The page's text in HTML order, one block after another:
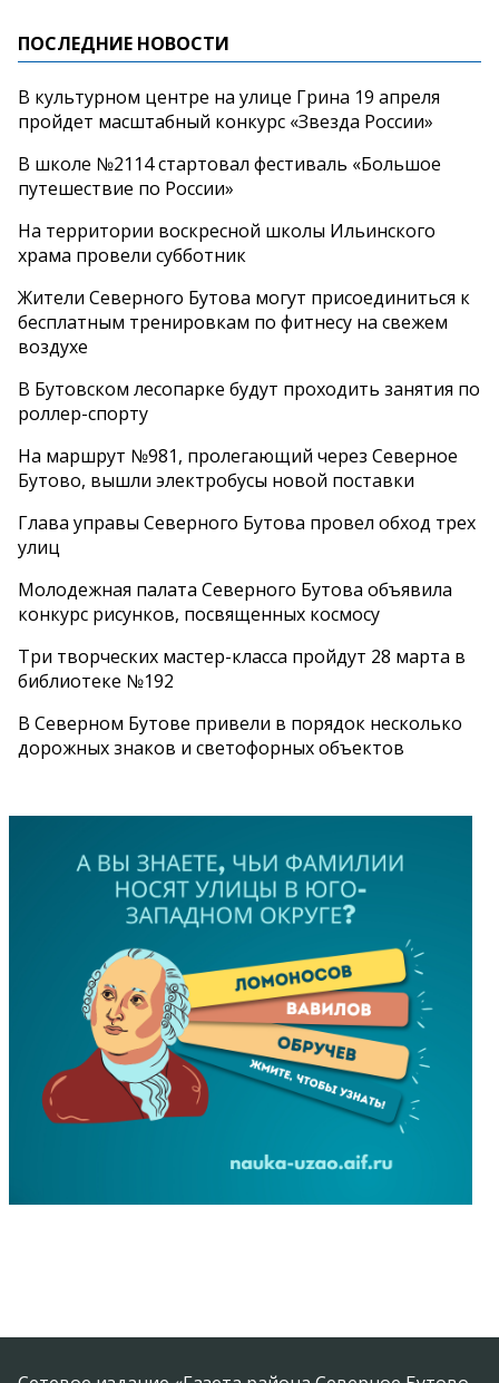
ПОСЛЕДНИЕ НОВОСТИ
В культурном центре на улице Грина 19 апреля
пройдет масштабный конкурс «Звезда России»
В школе №2114 стартовал фестиваль «Большое
путешествие по России»
На территории воскресной школы Ильинского
храма провели субботник
Жители Северного Бутова могут присоединиться к
бесплатным тренировкам по фитнесу на свежем
воздухе
В Бутовском лесопарке будут проходить занятия по
роллер-спорту
На маршрут №981, пролегающий через Северное
Бутово, вышли электробусы новой поставки
Глава управы Северного Бутова провел обход трех
улиц
Молодежная палата Северного Бутова объявила
конкурс рисунков, посвященных космосу
Три творческих мастер-класса пройдут 28 марта в
библиотеке №192
В Северном Бутове привели в порядок несколько
дорожных знаков и светофорных объектов